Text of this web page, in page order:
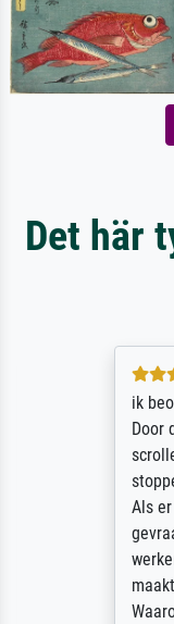
Det här
ik
Door de
scrollen is
stoppen
Als er
gevraagd
werken
maakt
Waarom